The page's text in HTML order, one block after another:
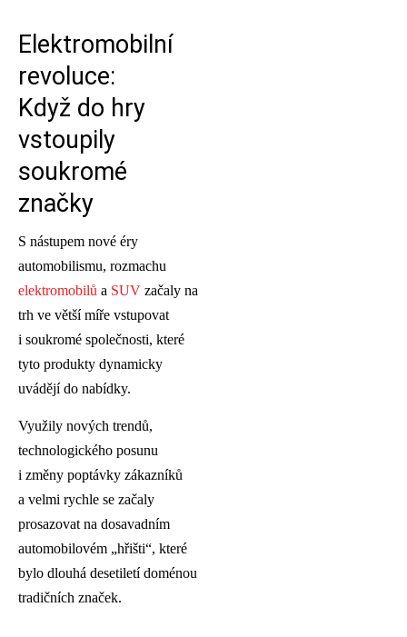
Elektromobilní
revoluce:
Když do hry
vstoupily
soukromé
značky
S nástupem nové éry
automobilismu, rozmachu
elektromobilů a SUV začaly na
trh ve větší míře vstupovat
i soukromé společnosti, které
tyto produkty dynamicky
uvádějí do nabídky.
Využily nových trendů,
technologického posunu
i změny poptávky zákazníků
a velmi rychle se začaly
prosazovat na dosavadním
automobilovém „hřišti“, které
bylo dlouhá desetiletí doménou
tradičních značek.